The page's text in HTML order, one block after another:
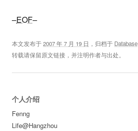
–EOF–
本文发布于2007 年 7 月 19 日 ，归档于 Database
转载请保留原文链接，并注明作者与出处。
个人介绍
Fenng
Life@Hangzhou